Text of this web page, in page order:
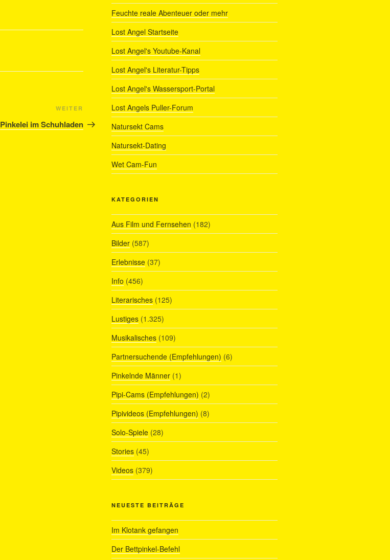
Nächster
Beitrag
WEITER
Pinkelei im Schuhladen
Feuchte reale Abenteuer oder mehr
Lost Angel Startseite
Lost Angel's Youtube-Kanal
Lost Angel's Literatur-Tipps
Lost Angel's Wassersport-Portal
Lost Angels Puller-Forum
Natursekt Cams
Natursekt-Dating
Wet Cam-Fun
KATEGORIEN
Aus Film und Fernsehen (182)
Bilder(587)
Erlebnisse(37)
Info (456)
Literarisches(125)
Lustiges(1.325)
Musikalisches(109)
Partnersuchende (Empfehlungen) (6)
Pinkelnde Männer(1)
Pipi-Cams (Empfehlungen) (2)
Pipivideos (Empfehlungen) (8)
Solo-Spiele(28)
Stories(45)
Videos(379)
NEUESTE BEITRÄGE
Im Klotank gefangen
Der Bettpinkel-Befehl